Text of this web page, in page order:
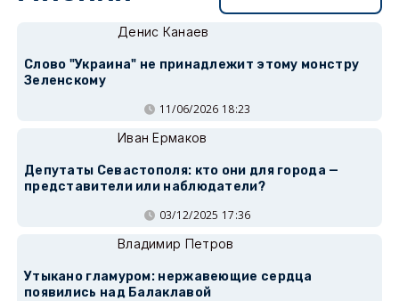
Денис Канаев
Слово "Украина" не принадлежит этому монстру
Зеленскому
11/06/2026 18:23
Иван Ермаков
Депутаты Севастополя: кто они для города —
представители или наблюдатели?
03/12/2025 17:36
Владимир Петров
Утыкано гламуром: нержавеющие сердца
появились над Балаклавой